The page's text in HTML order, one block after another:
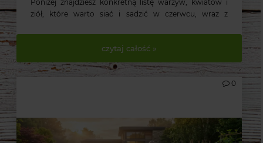
Poniżej znajdziesz konkretną listę warzyw, kwiatów i
ziół, które warto siać i sadzić w czerwcu, wraz z
czytaj całość »
0